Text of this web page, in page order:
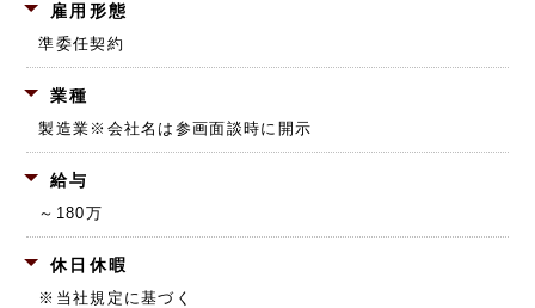
雇用形態
準委任契約
業種
製造業 ※会社名は参画面談時に開示
給与
～180万
休日休暇
※当社規定に基づく